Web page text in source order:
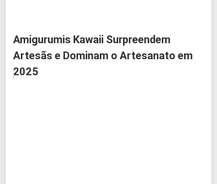
Amigurumis Kawaii Surpreendem
Artesãs e Dominam o Artesanato em
2025